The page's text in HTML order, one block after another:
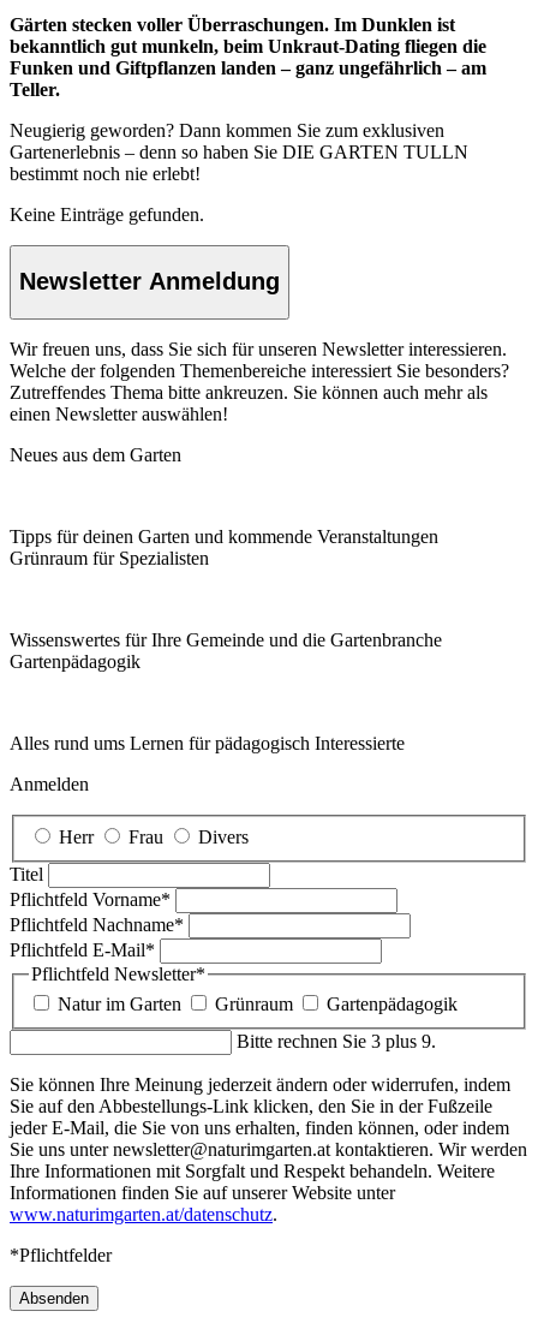
Gärten stecken voller Überraschungen. Im Dunklen ist
bekanntlich gut munkeln, beim Unkraut-Dating fliegen die
Funken und Giftpflanzen landen – ganz ungefährlich – am
Teller.
Neugierig geworden? Dann kommen Sie zum exklusiven
Gartenerlebnis – denn so haben Sie DIE GARTEN TULLN
bestimmt noch nie erlebt!
Keine Einträge gefunden.
Newsletter Anmeldung
Wir freuen uns, dass Sie sich für unseren Newsletter interessieren.
Welche der folgenden Themenbereiche interessiert Sie besonders?
Zutreffendes Thema bitte ankreuzen. Sie können auch mehr als
einen Newsletter auswählen!
Neues aus dem Garten
Tipps für deinen Garten und kommende Veranstaltungen
Grünraum für Spezialisten
Wissenswertes für Ihre Gemeinde und die Gartenbranche
Garten­pädagogik
Alles rund ums Lernen für pädagogisch Interessierte
Anmelden
Herr Frau
Divers
Titel
Pflichtfeld Vorname*
Pflichtfeld Nachname*
Pflichtfeld E-Mail*
Pflichtfeld Newsletter*
Natur im Garten
Grünraum
Gartenpädagogik
Bitte rechnen Sie 3 plus 9.
Sie können Ihre Meinung jederzeit ändern oder widerrufen, indem
Sie auf den Abbestellungs-Link klicken, den Sie in der Fußzeile
jeder E-Mail, die Sie von uns erhalten, finden können, oder indem
Sie uns unter newsletter@naturimgarten.at kontaktieren. Wir werden
Ihre Informationen mit Sorgfalt und Respekt behandeln. Weitere
Informationen finden Sie auf unserer Website unter
www.naturimgarten.at/datenschutz.
*Pflichtfelder
Absenden